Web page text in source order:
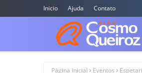
Inicio Ajuda Contato
Página inicial Eventos